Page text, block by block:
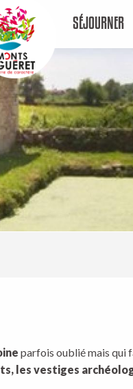
SÉJOURNER
parfois oublié mais qui
les vestiges